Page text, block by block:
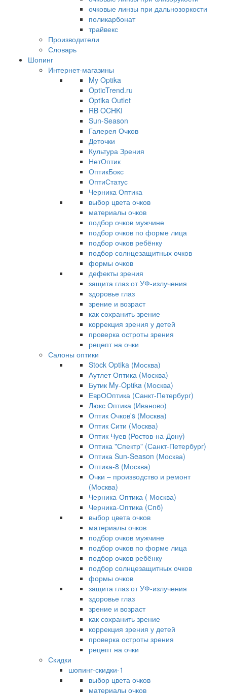
очковые линзы при дальнозоркости
поликарбонат
трайвекс
Производители
Словарь
Шопинг
Интернет-магазины
My Optika
OpticTrend.ru
Optika Outlet
RB OCHKI
Sun-Season
Галерея Очков
Деточки
Культура Зрения
НетОптик
ОптикБокс
ОптиСтатус
Черника Оптика
выбор цвета очков
материалы очков
подбор очков мужчине
подбор очков по форме лица
подбор очков ребёнку
подбор солнцезащитных очков
формы очков
дефекты зрения
защита глаз от УФ-излучения
здоровье глаз
зрение и возраст
как сохранить зрение
коррекция зрения у детей
проверка остроты зрения
рецепт на очки
Салоны оптики
Stock Optika (Москва)
Аутлет Оптика (Москва)
Бутик My-Optika (Москва)
ЕврООптика (Санкт-Петербург)
Люкс Оптика (Иваново)
Оптик Очков's (Москва)
Оптик Сити (Москва)
Оптик Чуев (Ростов-на-Дону)
Оптика "Спектр" (Санкт-Петербург)
Оптика Sun-Season (Москва)
Оптика-8 (Москва)
Очки – производство и ремонт
(Москва)
Черника-Оптика ( Москва)
Черника-Оптика (Спб)
выбор цвета очков
материалы очков
подбор очков мужчине
подбор очков по форме лица
подбор очков ребёнку
подбор солнцезащитных очков
формы очков
защита глаз от УФ-излучения
здоровье глаз
зрение и возраст
как сохранить зрение
коррекция зрения у детей
проверка остроты зрения
рецепт на очки
Скидки
шопинг-скидки-1
выбор цвета очков
материалы очков